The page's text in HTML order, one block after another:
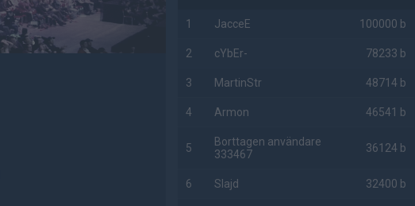
1 JacceE 100000 b
2 cYbEr- 78233 b
3 MartinStr 48714 b
4 Armon 46541 b
5
Borttagen användare
333467
36124 b
6 Slajd 32400 b